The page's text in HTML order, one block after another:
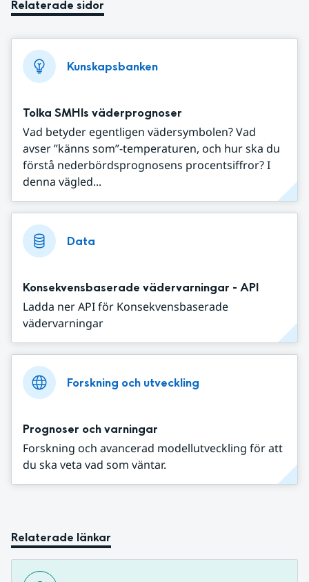
Relaterade sidor
Kunskapsbanken
Tolka SMHIs väderprognoser
Vad betyder egentligen vädersymbolen? Vad
avser ”känns som”-temperaturen, och hur ska du
förstå nederbördsprognosens procentsiffror? I
denna vägled...
Data
Konsekvensbaserade vädervarningar - API
Ladda ner API för Konsekvensbaserade
vädervarningar
Forskning och utveckling
Prognoser och varningar
Forskning och avancerad modellutveckling för att
du ska veta vad som väntar.
Relaterade länkar